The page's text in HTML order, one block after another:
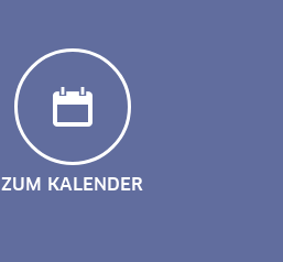
ZUM KALENDER